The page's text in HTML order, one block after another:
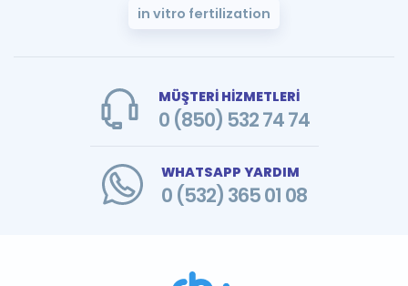
in vitro fertilization
MÜŞTERİ HİZMETLERİ
0 (850) 532 74 74
WHATSAPP YARDIM
0 (532) 365 01 08